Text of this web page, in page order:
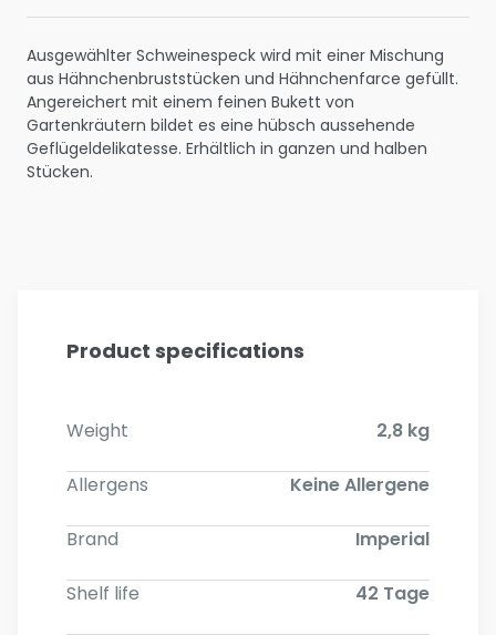
Ausgewählter Schweinespeck wird mit einer Mischung
aus Hähnchenbruststücken und Hähnchenfarce gefüllt.
Angereichert mit einem feinen Bukett von
Gartenkräutern bildet es eine hübsch aussehende
Geflügeldelikatesse. Erhältlich in ganzen und halben
Stücken.
Product specifications
Weight 2,8 kg
Allergens Keine Allergene
Brand Imperial
Shelf life 42 Tage